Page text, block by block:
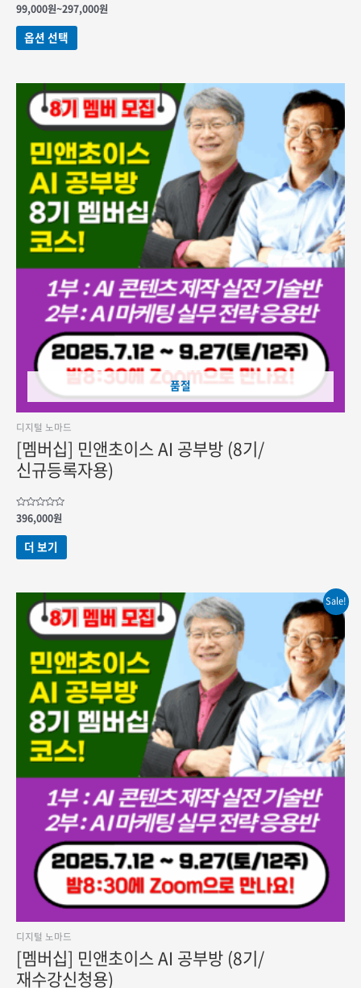
5
중에서
0
로
평가됨
99,000원~297,000원
옵션 선택
여러
있습니다.
상품
페이지에서
옵션을
선택할
수
있습니다.
품절
디지털 노마드
[멤버십] 민앤초이스 AI 공부방 (8기/
신규등록자용)
5
중에서
0
로
평가됨
396,000원
더 보기
Sale!
디지털 노마드
[멤버십] 민앤초이스 AI 공부방 (8기/
재수강신청용)